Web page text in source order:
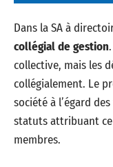
Dans la SA à
collégial de gestion
collective, mais les
collégialement. Le
société à l’égard
statuts attribuant
membres.